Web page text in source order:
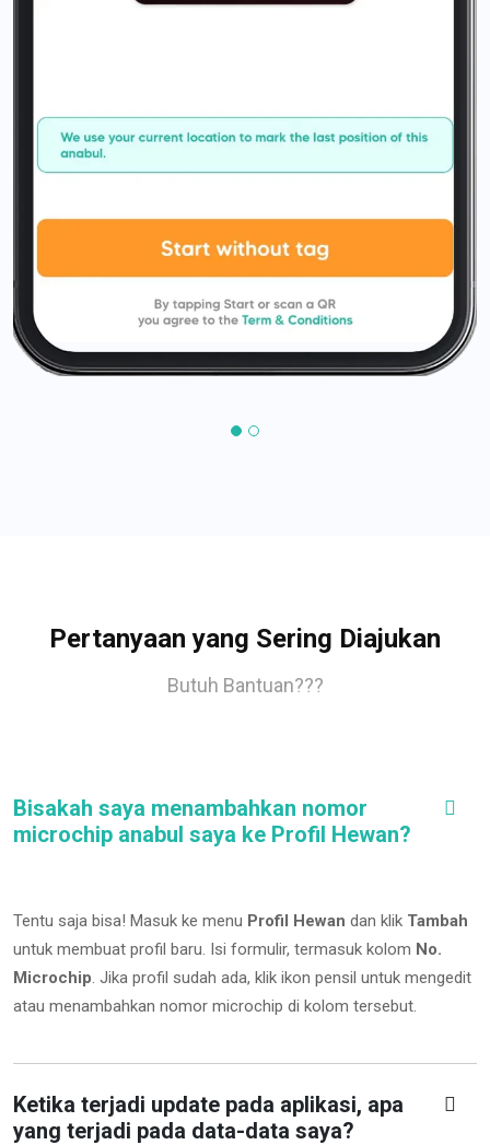
Pertanyaan yang Sering Diajukan
Butuh Bantuan???
Bisakah saya menambahkan nomor
microchip anabul saya ke Profil Hewan?
Tentu saja bisa! Masuk ke menu Profil Hewan dan klik Tambah
untuk membuat profil baru. Isi formulir, termasuk kolom No.
Microchip. Jika profil sudah ada, klik ikon pensil untuk mengedit
atau menambahkan nomor microchip di kolom tersebut.
Ketika terjadi update pada aplikasi, apa
yang terjadi pada data-data saya?